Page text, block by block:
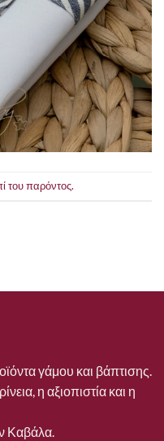
του παρόντος.
γάμου και βάπτισης.
η αξιοπιστία και η
Καβάλα.